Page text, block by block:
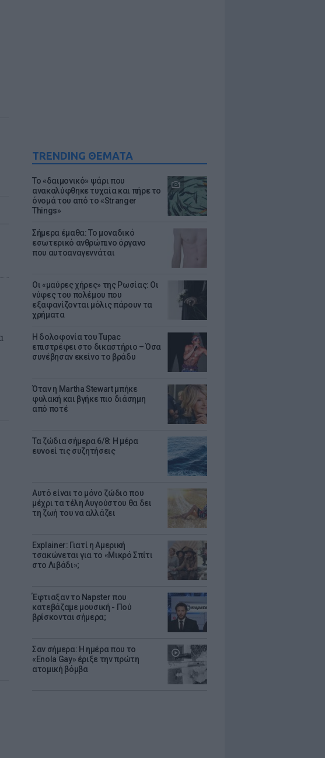
TRENDING ΘΕΜΑΤΑ
Το «δαιμονικό» ψάρι που
ανακαλύφθηκε τυχαία και πήρε το
όνομά του από το «Stranger
Things»
Σήμερα έμαθα: Το μοναδικό
εσωτερικό ανθρώπινο όργανο
που αυτοαναγεννάται
Οι «μαύρες χήρες» της Ρωσίας: Οι
νύφες του πολέμου που
εξαφανίζονται μόλις πάρουν τα
χρήματα
Η δολοφονία του Tupac
επιστρέφει στο δικαστήριο – Όσα
συνέβησαν εκείνο το βράδυ
Όταν η Martha Stewart μπήκε
φυλακή και βγήκε πιο διάσημη
από ποτέ
Τα ζώδια σήμερα 6/8: Η μέρα
ευνοεί τις συζητήσεις
Αυτό είναι το μόνο ζώδιο που
μέχρι τα τέλη Αυγούστου θα δει
τη ζωή του να αλλάζει
Explainer: Γιατί η Αμερική
τσακώνεται για το «Μικρό Σπίτι
στο Λιβάδι»;
Έφτιαξαν το Napster που
κατεβάζαμε μουσική - Πού
βρίσκονται σήμερα;
Σαν σήμερα: Η ημέρα που το
«Enola Gay» έριξε την πρώτη
ατομική βόμβα